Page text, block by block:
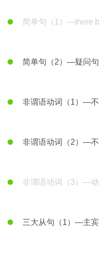
简单句（1）—there
简单句（2）—疑问
非谓语动词（1）—不
非谓语动词（2）—不
非谓语动词（3）—
三大从句（1）—主